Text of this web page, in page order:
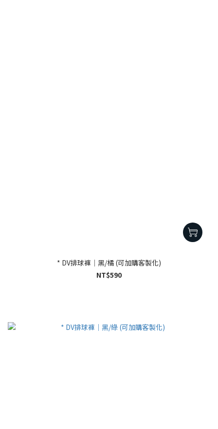
* DV排球褲｜黑/橘 (可加購客製化)
NT$590